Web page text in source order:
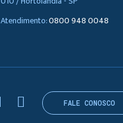
Atendimento:0800 948 0048
FALE CONOSCO